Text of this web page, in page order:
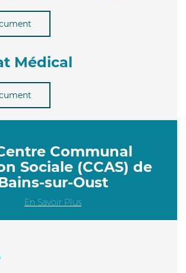
Médical
Communal
Sociale (CCAS) de
sur-Oust
En Savoir Plus